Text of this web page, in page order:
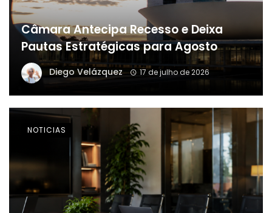
Câmara Antecipa Recesso e Deixa
Pautas Estratégicas para Agosto
Diego Velázquez 17 de julho de 2026
NOTICIAS